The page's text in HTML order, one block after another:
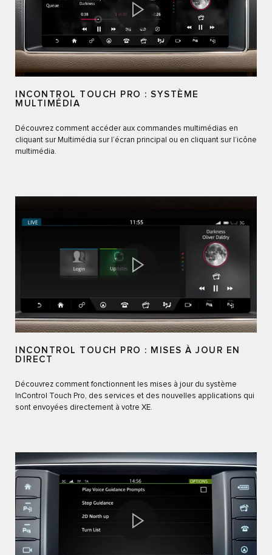
INCONTROL TOUCH PRO : SYSTÈME
MULTIMÉDIA
Découvrez comment accéder aux commandes multimédias en
cliquant sur Multimédia sur l’écran principal ou en cliquant sur l’icône
multimédia.
INCONTROL TOUCH PRO : MISES À JOUR EN
DIRECT
Découvrez comment fonctionnent les mises à jour du système
InControl Touch Pro, des services et des nouvelles applications qui
sont envoyées directement à votre XE.